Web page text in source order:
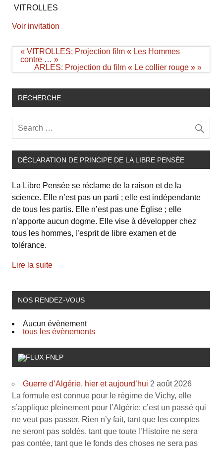
VITROLLES
Voir invitation
Navigation
de
l’article
« VITROLLES; Projection film « Les Hommes
contre … »
ARLES: Projection du film « Le collier rouge » »
RECHERCHE
DÉCLARATION DE PRINCIPE DE LA LIBRE PENSÉE
La Libre Pensée se réclame de la raison et de la
science. Elle n’est pas un parti ; elle est indépendante
de tous les partis. Elle n’est pas une Église ; elle
n’apporte aucun dogme. Elle vise à développer chez
tous les hommes, l’esprit de libre examen et de
tolérance.
Lire la suite
NOS RENDEZ-VOUS
Aucun évènement
tous les évènements
FNLP
Guerre d’Algérie, hier et aujourd’hui 2 août 2026
La formule est connue pour le régime de Vichy, elle
s’applique pleinement pour l’Algérie: c’est un passé qui
ne veut pas passer. Rien n’y fait, tant que les comptes
ne seront pas soldés, tant que toute l’Histoire ne sera
pas contée, tant que le fonds des choses ne sera pas